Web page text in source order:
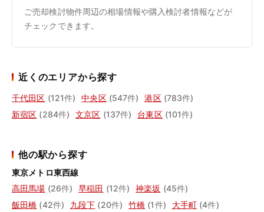
ご売却検討物件周辺の相場情報や購入検討者情報などが
チェックできます。
近くのエリアから探す
千代田区 (121件) 中央区 (547件) 港区 (783件)
新宿区 (284件) 文京区 (137件) 台東区 (101件)
他の駅から探す
東京メトロ東西線
高田馬場 (26件) 早稲田 (12件) 神楽坂 (45件)
飯田橋 (42件) 九段下 (20件) 竹橋 (1件) 大手町 (4件)